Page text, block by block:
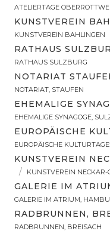
ATELIERTAGE
KUNSTVEREIN
KUNSTVEREIN BAHLINGEN
RATHAUS
RATHAUS SULZBURG
NOTARIAT
NOTARIAT, STAUFEN
EHEMALIGE
EHEMALIGE SYNAGOGE,
EUROPÄISCHE
EUROPÄISCHE
KUNSTVEREIN
/ KUNSTVEREIN
GALERIE IM
GALERIE IM ATRIUM,
RADBRUNNEN,
RADBRUNNEN, BREISACH